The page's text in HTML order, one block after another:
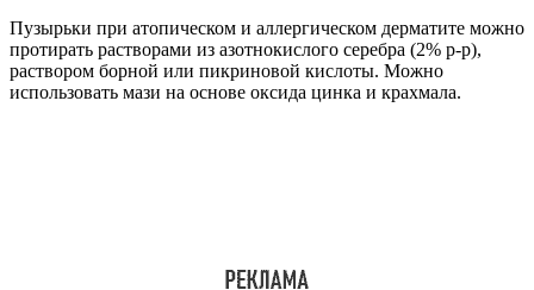
Пузырьки при атопическом и аллергическом дерматите можно
протирать растворами из азотнокислого серебра (2% р-р),
раствором борной или пикриновой кислоты. Можно
использовать мази на основе оксида цинка и крахмала.